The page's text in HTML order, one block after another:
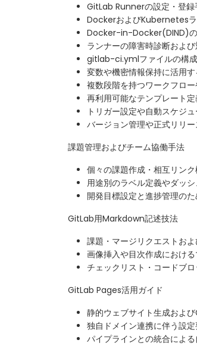
GitLab Runnerの設定・登録
DockerおよびKubernetes
Docker-in-Docker(DIND)の
ランナーの障害時診断およ
gitlab-ci.ymlファイルの構
変数や機密情報保持に活用
複数段階を持つワークフロ
再利用可能なテンプレート
トリガー設定や自動スケジ
バージョン管理や正式リリ
課題管理およびチーム協働手法
個々の課題作成・相互リン
用途別のラベル定義やダッ
開発目標設定と進捗管理の
GitLab用Markdown記述技法
課題・マージリクエストお
画像挿入や目次作成におけ
チェックリスト・コードブ
GitLab Pages活用ガイド
静的ウェブサイト生成およ
独自ドメイン連携に伴う設
パイプラインとの統合によ